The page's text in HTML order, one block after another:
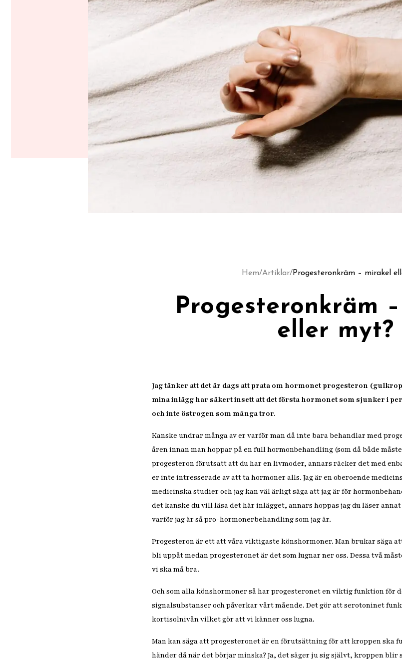
Hem/Artiklar/Progesteronkräm – mirakel
Progesteronkräm
eller myt?
Jag tänker att det är dags att prata om hormonet progesteron
mina inlägg har säkert insett att det första hormonet som sjunker i
och inte östrogen som många tror.
Kanske undrar många av er varför man då inte bara behandlar med
åren innan man hoppar på en full hormonbehandling (som då både
progesteron förutsatt att du har en livmoder, annars räcker det med
er inte intresserade av att ta hormoner alls. Jag är en oberoende
medicinska studier och jag kan väl ärligt säga att jag är för
det kanske du vill läsa det här inlägget, annars hoppas jag du läser
varför jag är så pro-hormonerbehandling som jag är.
Progesteron är ett att våra viktigaste könshormoner. Man brukar säga
bli uppåt medan progesteronet är det som lugnar ner oss. Dessa två
vi ska må bra.
Och som alla könshormoner så har progesteronet en viktig funktion för
signalsubstanser och påverkar vårt mående. Det gör att serotoninet
kortisolnivån vilket gör att vi känner oss lugna.
Man kan säga att progesteronet är en förutsättning för att kroppen ska
händer då när det börjar minska? Ja, det säger ju sig självt, kroppen